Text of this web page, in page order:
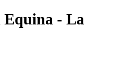
Equina - La